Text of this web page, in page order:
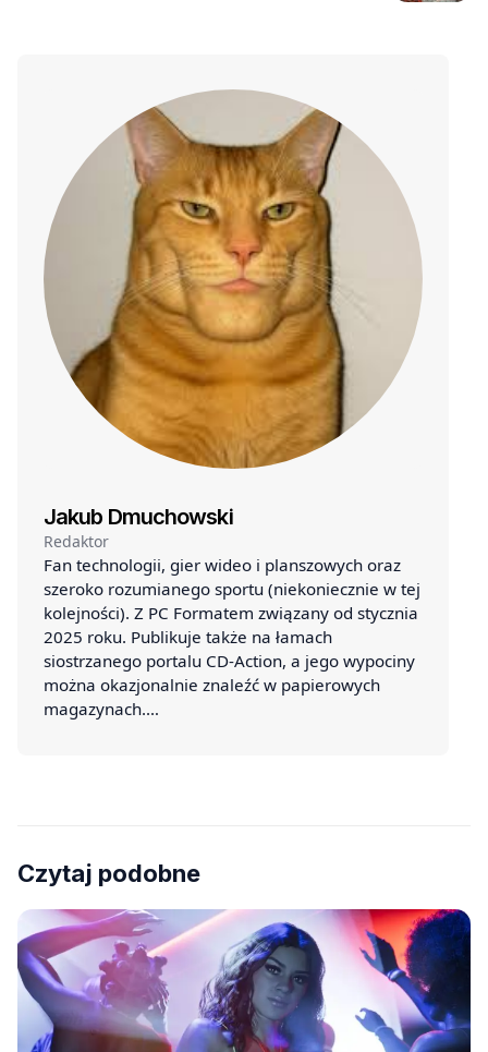
Jakub Dmuchowski
Redaktor
Fan technologii, gier wideo i planszowych oraz
szeroko rozumianego sportu (niekoniecznie w tej
kolejności). Z PC Formatem związany od stycznia
2025 roku. Publikuje także na łamach
siostrzanego portalu CD-Action, a jego wypociny
można okazjonalnie znaleźć w papierowych
magazynach.…
Czytaj podobne